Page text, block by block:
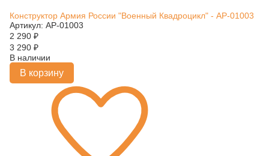
Конструктор Армия России "Военный Квадроцикл" - АР-01003
Артикул: АР-01003
2 290 ₽
3 290 ₽
В наличии
В корзину